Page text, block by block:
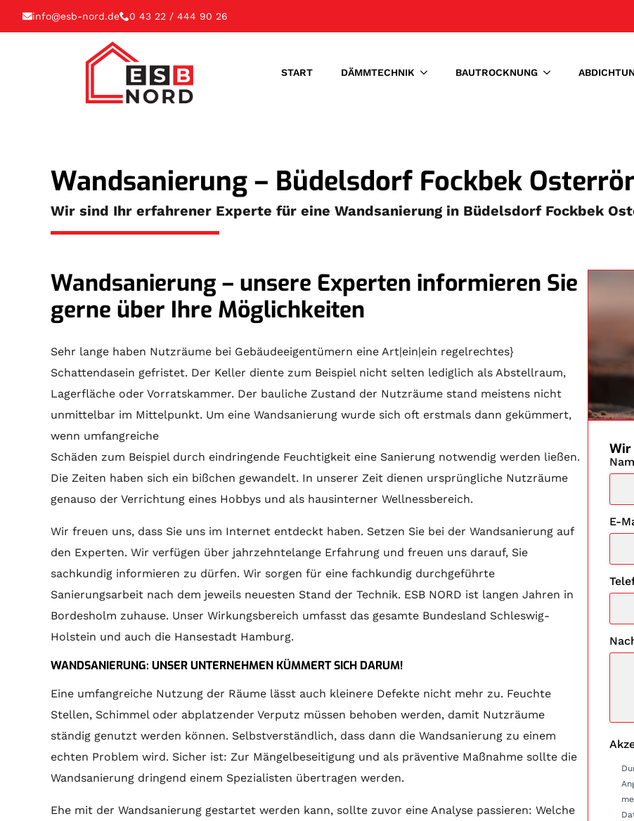
info@esb-nord.de 0 43 22 / 444 90 26
START DÄMMTECHNIK BAUTROCKNUNG
Wandsanierung – Büdelsdorf Fockbek
Wir sind Ihr erfahrener Experte für eine Wandsanierung in Büdelsdorf Fockbek
Wandsanierung – unsere Experten informieren Sie
gerne über Ihre Möglichkeiten
Sehr lange haben Nutzräume bei Gebäudeeigentümern eine Art|ein|ein regelrechtes}
Schattendasein gefristet. Der Keller diente zum Beispiel nicht selten lediglich als Abstellraum,
Lagerfläche oder Vorratskammer. Der bauliche Zustand der Nutzräume stand meistens nicht
unmittelbar im Mittelpunkt. Um eine Wandsanierung wurde sich oft erstmals dann gekümmert,
wenn umfangreiche
Schäden zum Beispiel durch eindringende Feuchtigkeit eine Sanierung notwendig werden ließen.
Die Zeiten haben sich ein bißchen gewandelt. In unserer Zeit dienen ursprüngliche Nutzräume
genauso der Verrichtung eines Hobbys und als hausinterner Wellnessbereich.
Wir freuen uns, dass Sie uns im Internet entdeckt haben. Setzen Sie bei der Wandsanierung auf
den Experten. Wir verfügen über jahrzehntelange Erfahrung und freuen uns darauf, Sie
sachkundig informieren zu dürfen. Wir sorgen für eine fachkundig durchgeführte
Sanierungsarbeit nach dem jeweils neuesten Stand der Technik. ESB NORD ist langen Jahren in
Bordesholm zuhause. Unser Wirkungsbereich umfasst das gesamte Bundesland Schleswig-
Holstein und auch die Hansestadt Hamburg.
WANDSANIERUNG: UNSER UNTERNEHMEN KÜMMERT SICH DARUM!
Eine umfangreiche Nutzung der Räume lässt auch kleinere Defekte nicht mehr zu. Feuchte
Stellen, Schimmel oder abplatzender Verputz müssen behoben werden, damit Nutzräume
ständig genutzt werden können. Selbstverständlich, dass dann die Wandsanierung zu einem
echten Problem wird. Sicher ist: Zur Mängelbeseitigung und als präventive Maßnahme sollte die
Wandsanierung dringend einem Spezialisten übertragen werden.
Ehe mit der Wandsanierung gestartet werden kann, sollte zuvor eine Analyse passieren: Welche
Wir
E-